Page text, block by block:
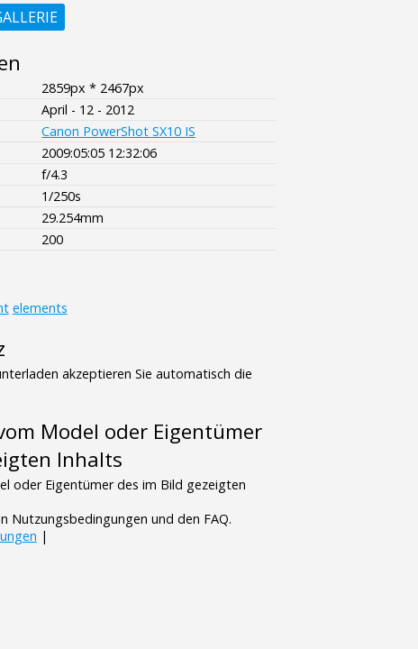
2859px * 2467px
April - 12 - 2012
Canon PowerShot SX10 IS
2009:05:05 12:32:06
f/4.3
1/250s
29.254mm
200
elements
akzeptieren Sie automatisch die
Model oder Eigentümer
Inhalts
oder Eigentümer des im Bild gezeigten
Nutzungsbedingungen und den FAQ.
|